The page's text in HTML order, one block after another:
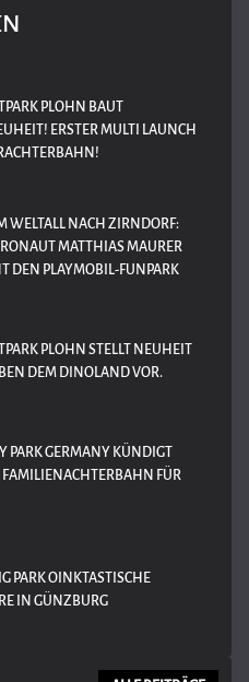
PLOHN BAUT
ERSTER MULTI LAUNCH
WELTALL NACH ZIRNDORF:
MATTHIAS MAURER
DEN PLAYMOBIL-FUNPARK
PLOHN STELLT NEUHEIT
DEM DINOLAND VOR.
PARK GERMANY KÜNDIGT
FAMILIENACHTERBAHN FÜR 2
PARK OINKTASTISCHE
IN GÜNZBURG